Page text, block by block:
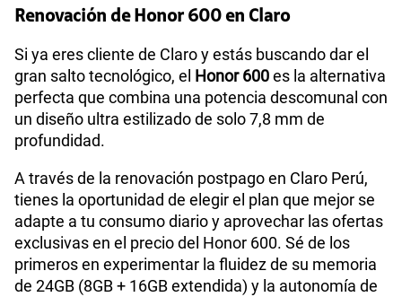
Renovación de Honor 600 en Claro
Si ya eres cliente de Claro y estás buscando dar el
gran salto tecnológico, el Honor 600es la alternativa
perfecta que combina una potencia descomunal con
un diseño ultra estilizado de solo 7,8 mm de
profundidad.
A través de la renovación postpago en Claro Perú,
tienes la oportunidad de elegir el plan que mejor se
adapte a tu consumo diario y aprovechar las ofertas
exclusivas en el precio del Honor 600. Sé de los
primeros en experimentar la fluidez de su memoria
de 24GB (8GB + 16GB extendida) y la autonomía de